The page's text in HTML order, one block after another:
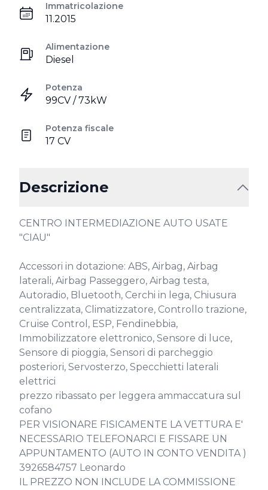
Immatricolazione
11.2015
Alimentazione
Diesel
Potenza
99CV / 73kW
Potenza fiscale
17 CV
Descrizione
CENTRO INTERMEDIAZIONE AUTO USATE
"CIAU"
Accessori in dotazione: ABS, Airbag, Airbag
laterali, Airbag Passeggero, Airbag testa,
Autoradio, Bluetooth, Cerchi in lega, Chiusura
centralizzata, Climatizzatore, Controllo trazione,
Cruise Control, ESP, Fendinebbia,
Immobilizzatore elettronico, Sensore di luce,
Sensore di pioggia, Sensori di parcheggio
posteriori, Servosterzo, Specchietti laterali
elettrici
prezzo ribassato per leggera ammaccatura sul
cofano
PER VISIONARE FISICAMENTE LA VETTURA E'
NECESSARIO TELEFONARCI E FISSARE UN
APPUNTAMENTO (AUTO IN CONTO VENDITA )
3926584757 Leonardo
IL PREZZO NON INCLUDE LA COMMISSIONE